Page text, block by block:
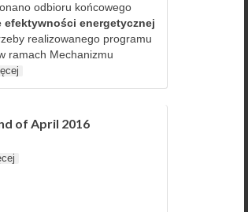
odbioru końcowego
efektywności energetycznej
realizowanego programu
ramach Mechanizmu
of April 2016